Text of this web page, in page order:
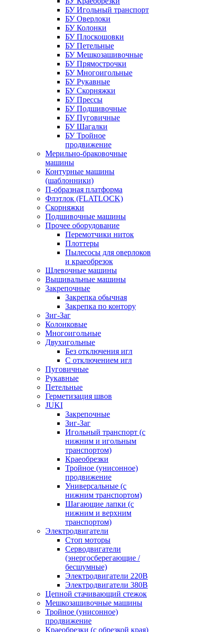
БУ Игольный транспорт
БУ Оверлоки
БУ Колонки
БУ Плоскошовки
БУ Петельные
БУ Мешкозашивочные
БУ Прямострочки
БУ Многоигольные
БУ Рукавные
БУ Скорняжки
БУ Прессы
БУ Подшивочные
БУ Пуговичные
БУ Шагалки
БУ Тройное
продвижение
Мерильно-браковочные
машины
Контурные машины
(шаблонники)
П-образная платформа
Флэтлок (FLATLOCK)
Скорняжки
Подшивочные машины
Прочее оборудование
Перемотчики ниток
Плоттеры
Пылесосы для оверлоков
и краеобрезок
Шлевочные машины
Вышивальные машины
Закрепочные
Закрепка обычная
Закрепка по контору
Зиг-Заг
Колонковые
Многоигольные
Двухигольные
Без отключения игл
С отключением игл
Пуговичные
Рукавные
Петельные
Герметизация швов
JUKI
Закрепочные
Зиг-Заг
Игольный транспорт (с
нижним и игольным
транспортом)
Краеобрезки
Тройное (унисонное)
продвижение
Универсальные (с
нижним транспортом)
Шагающие лапки (с
нижним и верхним
транспортом)
Электродвигатели
Стоп моторы
Серводвигатели
(энергосберегающие /
бесшумные)
Электродвигатели 220В
Электродвигатели 380В
Цепной стачивающий стежок
Мешкозашивочные машины
Тройное (унисонное)
продвижение
Краеобрезки (с обрезкой края)